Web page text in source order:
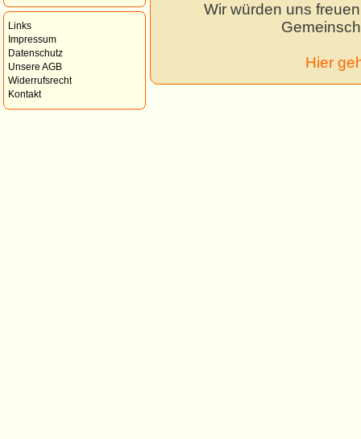
Links
Impressum
Datenschutz
Unsere AGB
Widerrufsrecht
Kontakt
Wir würden uns
Hier